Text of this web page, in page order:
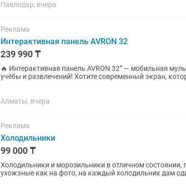
Павлодар, вчера
Реклама
Интерактивная панель AVRON 32
239 990 ₸
🔥 Интерактивная панель AVRON 32” — мобильная
учёбы и развлечений! Хотите современный экран, который можно легко перемещать по дому,
Алматы, вчера
Реклама
Холодильники
99 000 ₸
Холодильники и морозильники в отличном состоянии,
ухожэные как на фото, на каждый холодильник дам